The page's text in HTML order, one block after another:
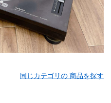
同じカテゴリの 商品を探す